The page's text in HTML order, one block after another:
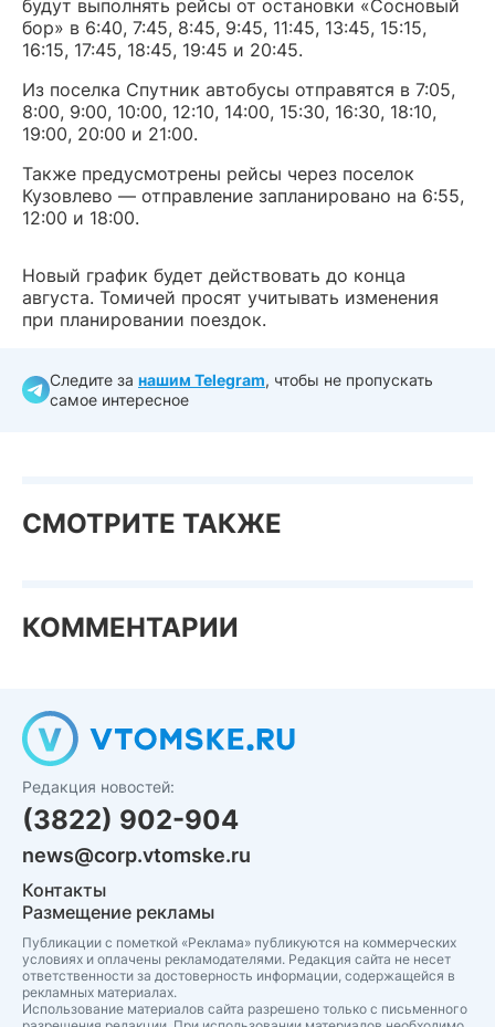
будут выполнять рейсы от остановки «Сосновый
бор» в 6:40, 7:45, 8:45, 9:45, 11:45, 13:45, 15:15,
16:15, 17:45, 18:45, 19:45 и 20:45.
Из поселка Спутник автобусы отправятся в 7:05,
8:00, 9:00, 10:00, 12:10, 14:00, 15:30, 16:30, 18:10,
19:00, 20:00 и 21:00.
Также предусмотрены рейсы через поселок
Кузовлево — отправление запланировано на 6:55,
12:00 и 18:00.
Новый график будет действовать до конца
августа. Томичей просят учитывать изменения
при планировании поездок.
Следите за нашим Telegram, чтобы не пропускать
самое интересное
СМОТРИТЕ ТАКЖЕ
КОММЕНТАРИИ
Редакция новостей:
(3822) 902-904
news@corp.vtomske.ru
Контакты
Размещение рекламы
Публикации с пометкой «Реклама» публикуются на коммерческих
условиях и оплачены рекламодателями. Редакция сайта не несет
ответственности за достоверность информации, содержащейся в
рекламных материалах.
Использование материалов сайта разрешено только с письменного